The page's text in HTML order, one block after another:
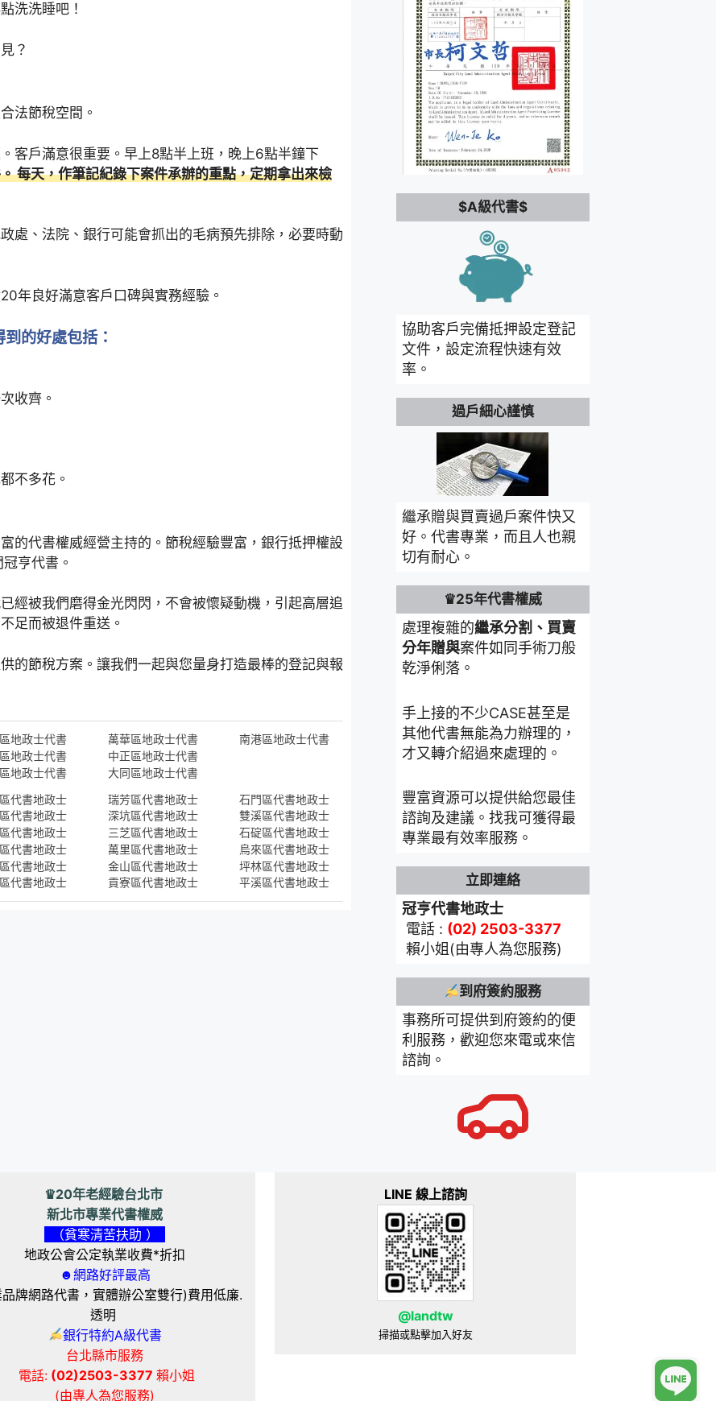
洗洗睡吧！
？
法節稅空間。
客戶滿意很重要。早上8點半上班，晚上6點半鐘下
每天，作筆記紀錄下案件承辦的重點，定期拿出來檢
處、法院、銀行可能會抓出的毛病預先排除，必要時動
年良好滿意客戶口碑與實務經驗。
的好處包括：
收齊。
不多花。
的代書權威經營主持的。節稅經驗豐富，銀行抵押權設
亨代書。
經被我們磨得金光閃閃，不會被懷疑動機，引起高層追
足而被退件重送。
的節稅方案。讓我們一起與您量身打造最棒的登記與報
地政士代書
地政士代書
地政士代書
萬華區地政士代書
中正區地政士代書
大同區地政士代書
南港區地政士代書
代書地政士
代書地政士
代書地政士
代書地政士
代書地政士
代書地政士
瑞芳區代書地政士
深坑區代書地政士
三芝區代書地政士
萬里區代書地政士
金山區代書地政士
貢寮區代書地政士
石門區代書地政士
雙溪區代書地政士
石碇區代書地政士
烏來區代書地政士
坪林區代書地政士
平溪區代書地政士
$A級代書$
協助客戶完備抵押設定登記
文件，設定流程快速有效
率。
過戶細心謹慎
繼承贈與買賣過戶案件快又
好。代書專業，而且人也親
切有耐心。
♛25年代書權威
處理複雜的繼承分割、買賣
分年贈與案件如同手術刀般
乾淨俐落。
手上接的不少CASE甚至是
其他代書無能為力辦理的，
才又轉介紹過來處理的。
豐富資源可以提供給您最佳
諮詢及建議。找我可獲得最
專業最有效率服務。
立即連絡
冠亨代書地政士
電話 : (02) 2503-3377
賴小姐(由專人為您服務)
到府簽約服務
事務所可提供到府簽約的便
利服務，歡迎您來電或來信
諮詢。
♛20年老經驗台北市
新北市專業代書權威
（貧寒清苦扶助 ）
地政公會公定執業收費*折扣
☻網路好評最高
牌網路代書，實體辦公室雙行)費用低廉.
透明
銀行特約A級代書
台北縣市服務
電話: (02)2503-3377 賴小姐
(由專人為您服務)
LINE 線上諮詢
@landtw
掃描或點擊加入好友